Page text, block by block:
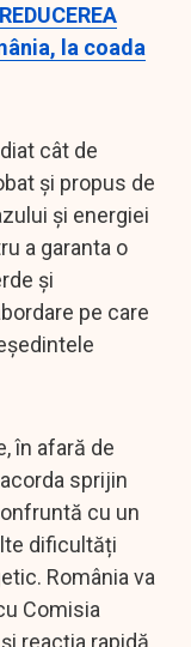
la coada
cât de
și propus de
și energiei
a garanta o
și
pe care
în afară de
sprijin
cu un
dificultăți
România va
Comisia
reacția rapidă